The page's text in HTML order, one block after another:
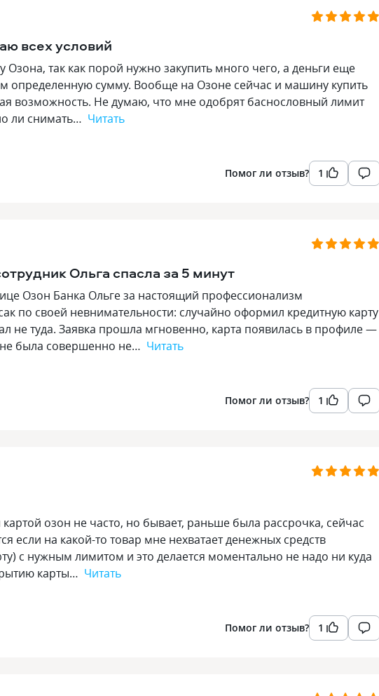
всех условий
Озона, так как порой нужно закупить много чего, а деньги еще
определенную сумму. Вообще на Озоне сейчас и машину купить
возможность. Не думаю, что мне одобрят баснословный лимит
ли снимать… Читать
Помог ли отзыв? 1
Ольга спасла за 5 минут
Озон Банка Ольге за настоящий профессионализм
по своей невнимательности: случайно оформил кредитную карту
не туда. Заявка прошла мгновенно, карта появилась в профиле —
была совершенно не… Читать
Помог ли отзыв? 1
озон не часто, но бывает, раньше была рассрочка, сейчас
если на какой-то товар мне нехватает денежных средств
с нужным лимитом и это делается моментально не надо ни куда
карты… Читать
Помог ли отзыв? 1